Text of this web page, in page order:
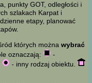
punkty GOT, odległości i
szlakach Karpat i
etapy, planować
których można wybrać
oznaczają:
-
- inny rodzaj obiektu.